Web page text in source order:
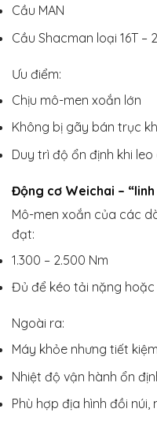
Cầu MAN
Cầu Shacman loại 16T –
Ưu điểm:
Chịu mô-men xoắn lớn
Không bị gãy bán trục
Duy trì độ ổn định khi
Động cơ Weichai –
Mô-men xoắn của các
đạt:
1.300 – 2.500 Nm
Đủ để kéo tải nặng
Ngoài ra:
Máy khỏe nhưng tiết
Nhiệt độ vận hành ổn
Phù hợp địa hình đồi